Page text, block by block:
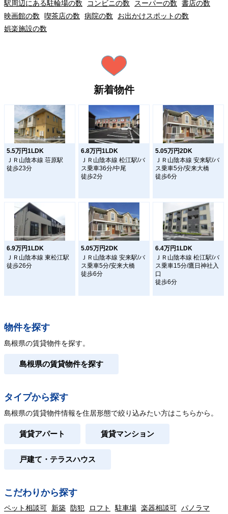
駅周辺にある駐輪場の数 コンビニの数 スーパーの数
書店の数
映画館の数
喫茶店の数 病院の数
お出かけスポットの数
娯楽施設の数
新着物件
5.5万円1LDK
ＪＲ山陰本線 荘原駅
徒歩23分
6.8万円1LDK
ＪＲ山陰本線 松江駅/バ
ス乗車36分/中尾
徒歩2分
5.05万円2DK
ＪＲ山陰本線 安来駅/バ
ス乗車5分/安来大橋
徒歩6分
6.9万円1LDK
ＪＲ山陰本線 東松江駅
徒歩26分
5.05万円2DK
ＪＲ山陰本線 安来駅/バ
ス乗車5分/安来大橋
徒歩6分
6.4万円1LDK
ＪＲ山陰本線 松江駅/バ
ス乗車15分/鷹日神社入
口
徒歩6分
物件を探す
島根県の賃貸物件を探す。
島根県の賃貸物件を探す
タイプから探す
島根県の賃貸物件情報を住居形態で絞り込みたい方はこちらから。
賃貸アパート 賃貸マンション
戸建て・テラスハウス
こだわりから探す
ペット相談可 新築 防犯 ロフト 駐車場 楽器相談可 パノラマ